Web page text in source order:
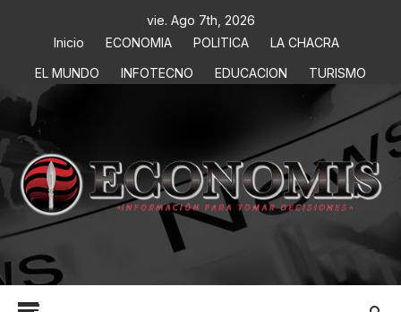
vie. Ago 7th, 2026
Inicio
ECONOMIA POLITICA
LA CHACRA
EL MUNDO
INFOTECNO EDUCACION TURISMO
ECONOMIS
INFORMACIÓN PARA TOMAR DECISIONES